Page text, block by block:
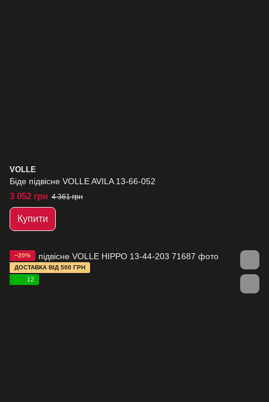
VOLLE
Біде підвісне VOLLE AVILA 13-66-052
3 052 грн 4 361 грн
Купити
−20%
ДОСТАВКА ВІД 500 ГРН
12